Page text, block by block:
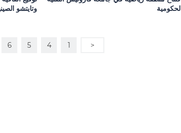
الحكومية
وتايتشو
<
1
4
5
6